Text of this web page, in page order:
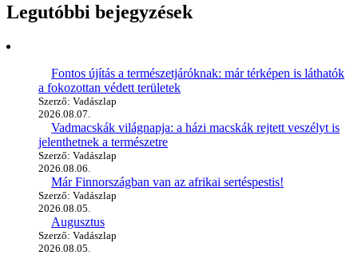
Legutóbbi bejegyzések
Fontos újítás a természetjáróknak: már térképen is láthatók
a fokozottan védett területek
Szerző: Vadászlap
2026.08.07.
Vadmacskák világnapja: a házi macskák rejtett veszélyt is
jelenthetnek a természetre
Szerző: Vadászlap
2026.08.06.
Már Finnországban van az afrikai sertéspestis!
Szerző: Vadászlap
2026.08.05.
Augusztus
Szerző: Vadászlap
2026.08.05.